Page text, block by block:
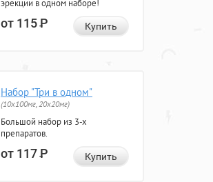
эрекции в одном наборе!
от 115Р Купить
Набор "Три в одном"
(10x100мг, 20x20мг)
Большой набор из 3-х
препаратов.
от 117Р Купить